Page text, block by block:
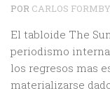
POR CARLOS FORMBY
El tabloide The
periodismo
los regresos mas
materializarse